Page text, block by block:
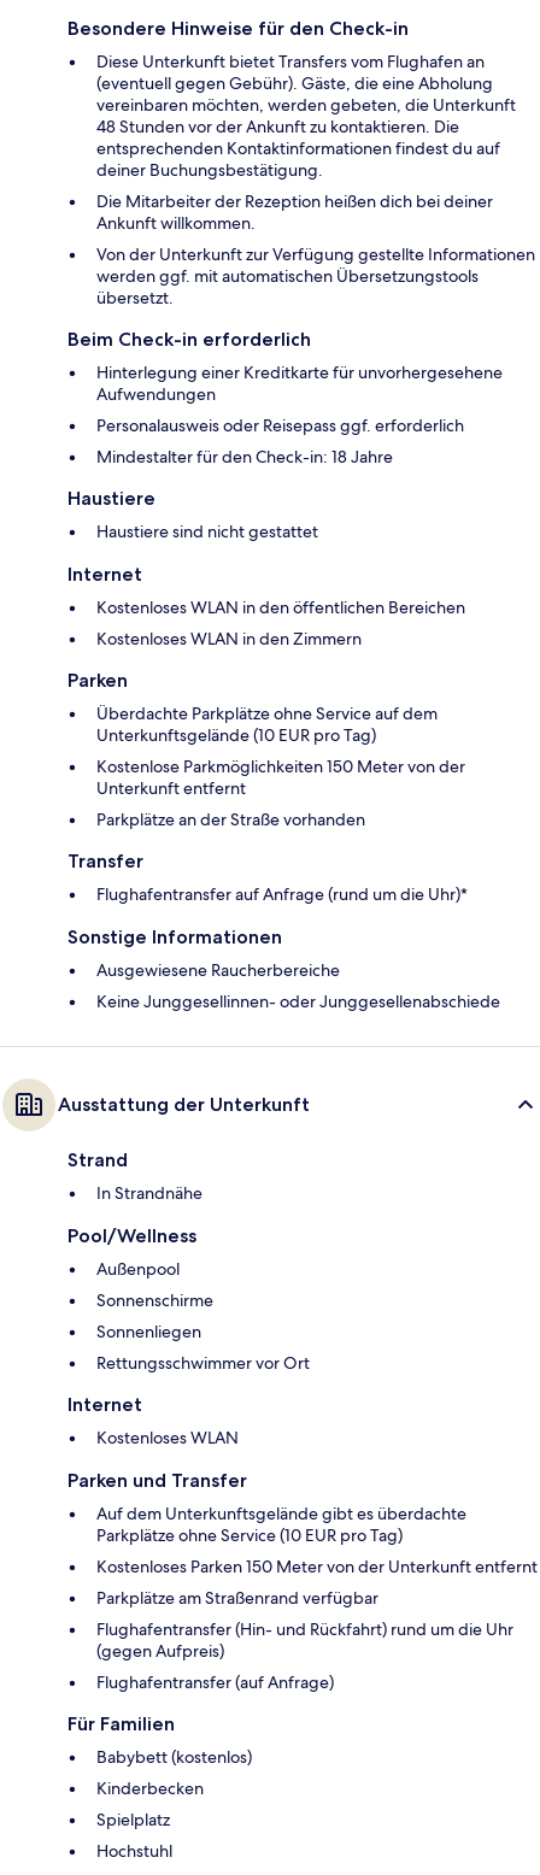
Besondere Hinweise für den Check-in
Diese Unterkunft bietet Transfers vom Flughafen an
(eventuell gegen Gebühr). Gäste, die eine Abholung
vereinbaren möchten, werden gebeten, die Unterkunft
48 Stunden vor der Ankunft zu kontaktieren. Die
entsprechenden Kontaktinformationen findest du auf
deiner Buchungsbestätigung.
Die Mitarbeiter der Rezeption heißen dich bei deiner
Ankunft willkommen.
Von der Unterkunft zur Verfügung gestellte Informationen
werden ggf. mit automatischen Übersetzungstools
übersetzt.
Beim Check-in erforderlich
Hinterlegung einer Kreditkarte für unvorhergesehene
Aufwendungen
Personalausweis oder Reisepass ggf. erforderlich
Mindestalter für den Check-in: 18 Jahre
Haustiere
Haustiere sind nicht gestattet
Internet
Kostenloses WLAN in den öffentlichen Bereichen
Kostenloses WLAN in den Zimmern
Parken
Überdachte Parkplätze ohne Service auf dem
Unterkunftsgelände (10 EUR pro Tag)
Kostenlose Parkmöglichkeiten 150 Meter von der
Unterkunft entfernt
Parkplätze an der Straße vorhanden
Transfer
Flughafentransfer auf Anfrage (rund um die Uhr)*
Sonstige Informationen
Ausgewiesene Raucherbereiche
Keine Junggesellinnen- oder Junggesellenabschiede
Ausstattung der Unterkunft
Strand
In Strandnähe
Pool/Wellness
Außenpool
Sonnenschirme
Sonnenliegen
Rettungsschwimmer vor Ort
Internet
Kostenloses WLAN
Parken und Transfer
Auf dem Unterkunftsgelände gibt es überdachte
Parkplätze ohne Service (10 EUR pro Tag)
Kostenloses Parken 150 Meter von der Unterkunft entfernt
Parkplätze am Straßenrand verfügbar
Flughafentransfer (Hin- und Rückfahrt) rund um die Uhr
(gegen Aufpreis)
Flughafentransfer (auf Anfrage)
Für Familien
Babybett (kostenlos)
Kinderbecken
Spielplatz
Hochstuhl